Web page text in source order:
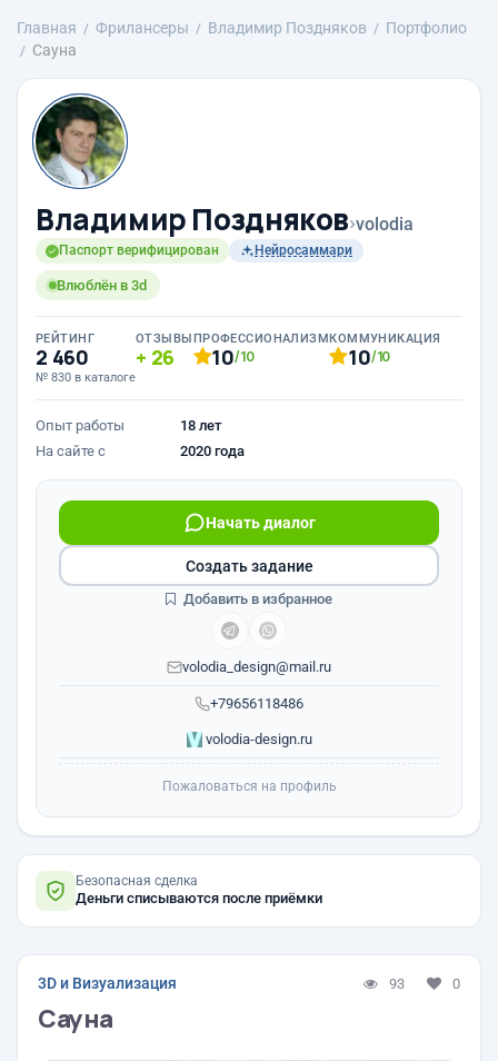
Главная Фрилансеры Владимир Поздняков
Портфолио
Сауна
Владимир Поздняков›volodia
Паспорт верифицирован Нейросаммари
Влюблён в 3d
РЕЙТИНГ
2 460
№ 830 в каталоге
ОТЗЫВЫ
26
ПРОФЕССИОНАЛИЗМ
10/10
КОММУНИКАЦИЯ
10/10
Опыт работы
18 лет
На сайте с
2020 года
+79656118486
Начать диалог
volodia_design@mail.ru
volodia-design.ru
Создать задание
Добавить в избранное
Пожаловаться на профиль
Безопасная сделка
Деньги списываются после приёмки
3D и Визуализация 93 0
Сауна